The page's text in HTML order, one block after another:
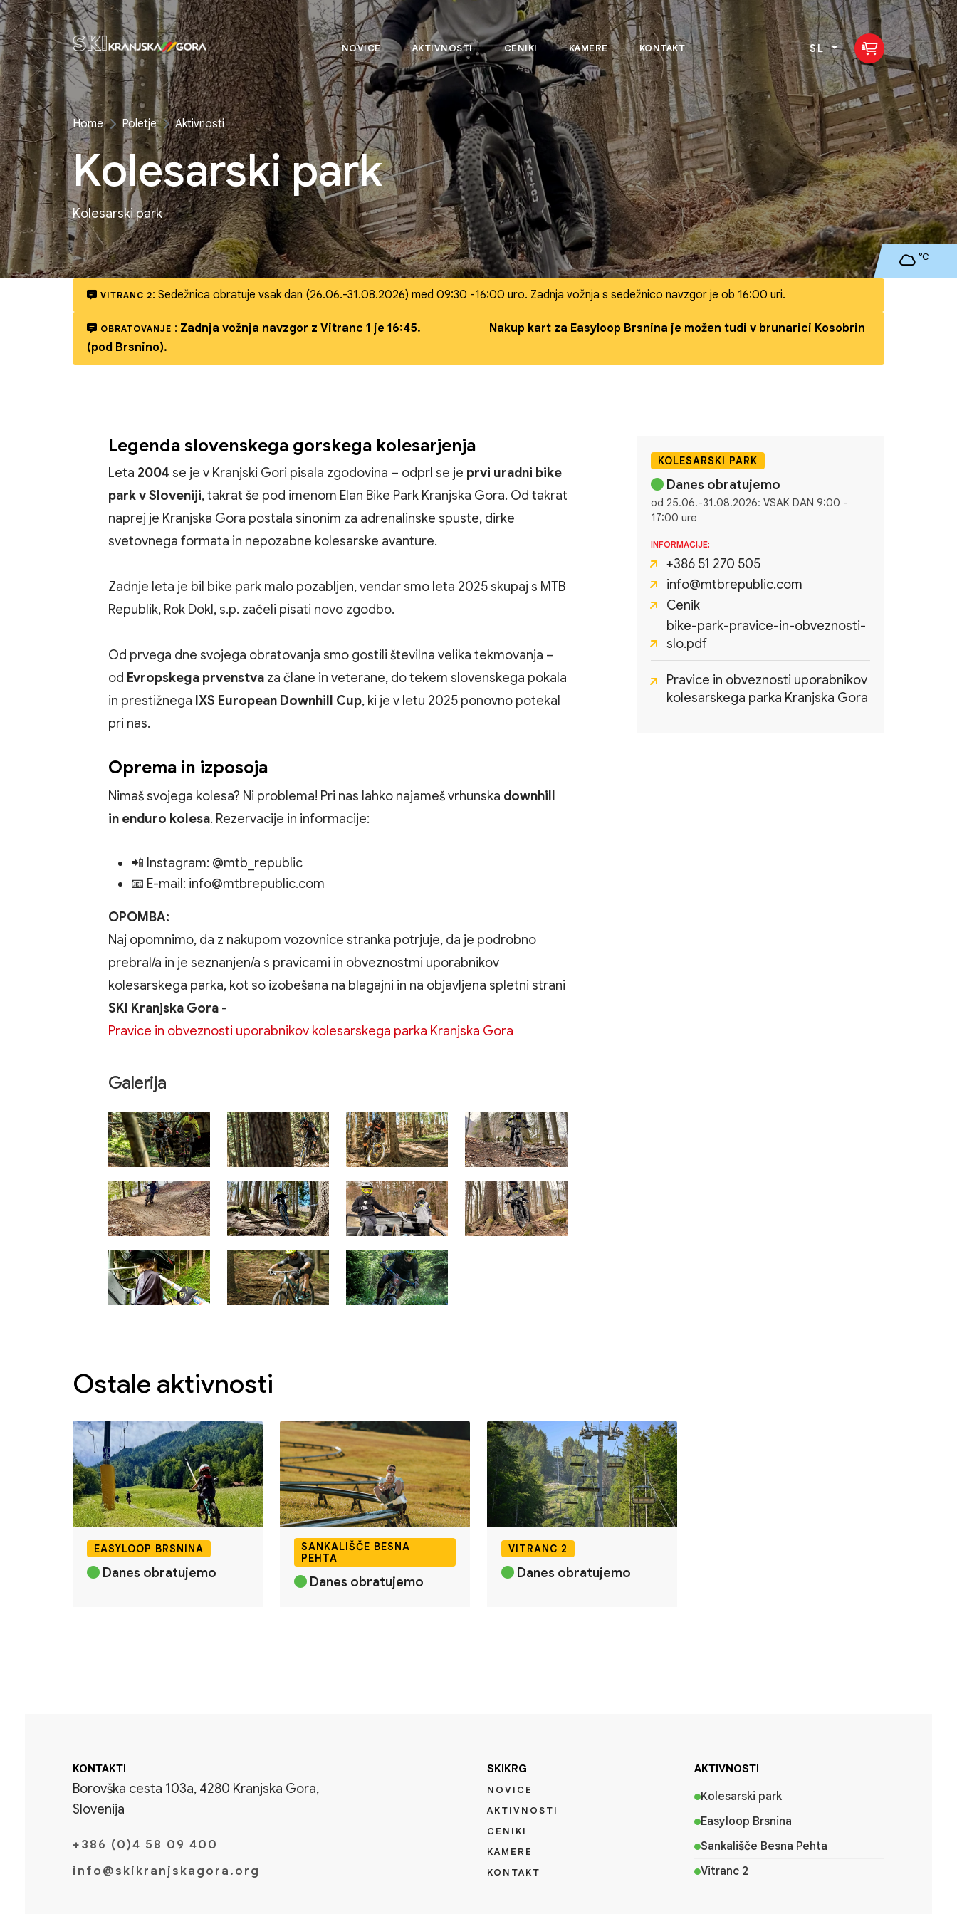
NOVICE AKTIVNOSTI CENIKI KAMERE KONTAKT SL
Home Poletje Aktivnosti
Kolesarski park
Kolesarski park
°C
VITRANC 2: Sedežnica obratuje vsak dan (26.06.-31.08.2026) med 09:30 -16:00 uro. Zadnja vožnja s sedežnico navzgor je ob 16:00 uri.
OBRATOVANJE : Zadnja vožnja navzgor z Vitranc 1 je 16:45.
Nakup kart za Easyloop Brsnina je možen tudi v brunarici Kosobrin
(pod Brsnino).
KOLESARSKI PARK
Danes obratujemo
od 25.06.-31.08.2026: VSAK DAN 9:00 -
17:00 ure
INFORMACIJE:
+386 51 270 505
info@mtbrepublic.com
Cenik
bike-park-pravice-in-obveznosti-
slo.pdf
Pravice in obveznosti uporabnikov
kolesarskega parka Kranjska Gora
Legenda slovenskega gorskega kolesarjenja
Leta 2004 se je v Kranjski Gori pisala zgodovina – odprl se je prvi uradni bike
park v Sloveniji, takrat še pod imenom Elan Bike Park Kranjska Gora. Od takrat
naprej je Kranjska Gora postala sinonim za adrenalinske spuste, dirke
svetovnega formata in nepozabne kolesarske avanture.
Zadnje leta je bil bike park malo pozabljen, vendar smo leta 2025 skupaj s MTB
Republik, Rok Dokl, s.p. začeli pisati novo zgodbo.
Od prvega dne svojega obratovanja smo gostili številna velika tekmovanja –
od Evropskega prvenstvaza člane in veterane, do tekem slovenskega pokala
in prestižnega IXS European Downhill Cup, ki je v letu 2025 ponovno potekal
pri nas.
Oprema in izposoja
Nimaš svojega kolesa? Ni problema! Pri nas lahko najameš vrhunska downhill
in enduro kolesa. Rezervacije in informacije:
📲 Instagram: @mtb_republic
📧 E-mail: info@mtbrepublic.com
OPOMBA:
Naj opomnimo, da z nakupom vozovnice stranka potrjuje, da je podrobno
prebral/a in je seznanjen/a s pravicami in obveznostmi uporabnikov
kolesarskega parka, kot so izobešana na blagajni in na objavljena spletni strani
SKI Kranjska Gora-
Pravice in obveznosti uporabnikov kolesarskega parka Kranjska Gora
Galerija
Ostale aktivnosti
EASYLOOP BRSNINA
Danes obratujemo
SANKALIŠČE BESNA
PEHTA
Danes obratujemo
VITRANC 2
Danes obratujemo
KONTAKTI
Borovška cesta 103a, 4280 Kranjska Gora,
Slovenija
+386 (0)4 58 09 400
info@skikranjskagora.org
SKIKRG
NOVICE
AKTIVNOSTI
CENIKI
KAMERE
KONTAKT
AKTIVNOSTI
Kolesarski park
Easyloop Brsnina
Sankališče Besna Pehta
Vitranc 2